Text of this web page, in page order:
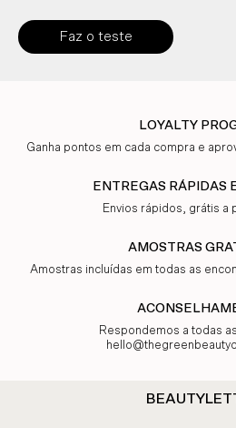
Faz o teste
LOYALTY
Ganha pontos em cada compra e
ENTREGAS RÁPIDAS
Envios rápidos, grátis a
AMOSTRAS
Amostras incluídas em todas as
Respondemos a todas